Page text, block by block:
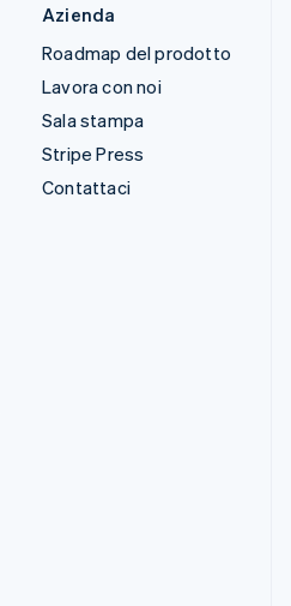
Azienda
Roadmap del prodotto
Lavora con noi
Sala stampa
Stripe Press
Contattaci